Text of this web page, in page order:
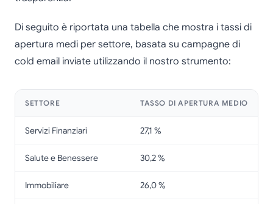
Di seguito è riportata una tabella che mostra i tassi di
apertura medi per settore, basata su campagne di
cold email inviate utilizzando il nostro strumento:
SETTORE TASSO DI APERTURA MEDIO
Servizi Finanziari 27,1 %
Salute e Benessere 30,2 %
Immobiliare 26,0 %